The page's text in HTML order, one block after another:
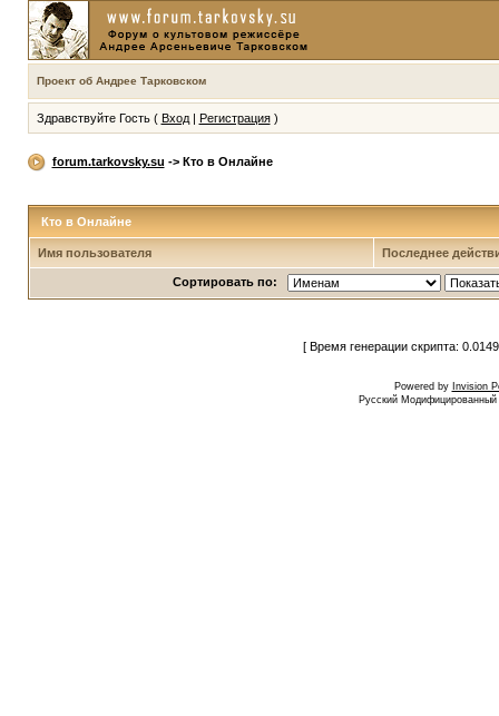
Проект об Андрее Тарковском
Здравствуйте Гость ( Вход| Регистрация)
forum.tarkovsky.su -> Кто в Онлайне
Кто в Онлайне
Имя пользователя Последнее
Сортировать по:
[ Время генерации скрипта:
Powered by Invision
Русский